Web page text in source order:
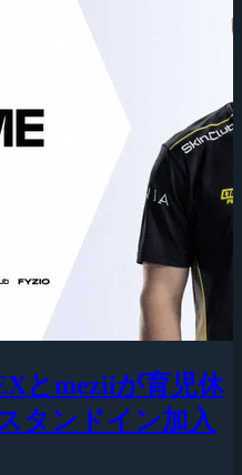
とmeziiが育児休
タンドイン加入